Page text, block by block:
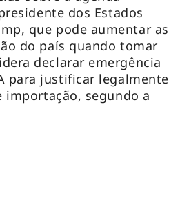
dos Estados
que pode aumentar as
do país quando tomar
declarar emergência
para justificar legalmente
importação, segundo a